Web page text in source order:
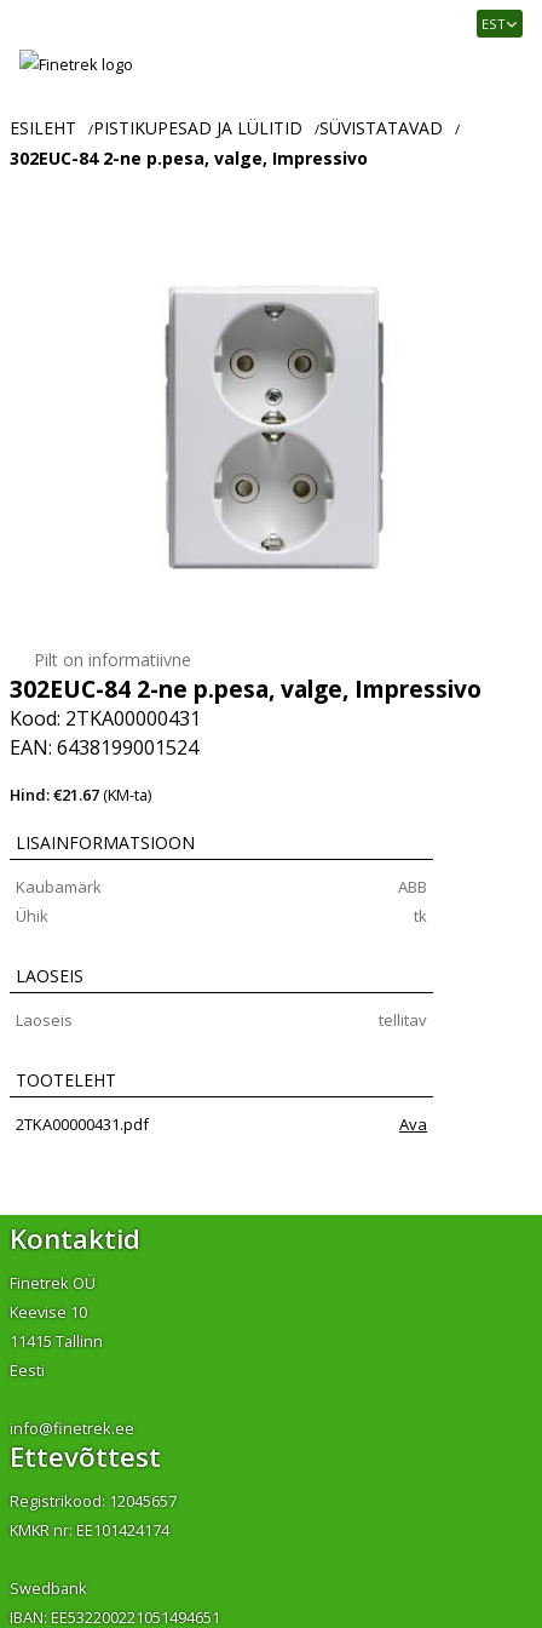
Usaldusväärne
ja
tööstusautomaatika
EST
ESILEHT /PISTIKUPESAD JA LÜLITID /SÜVISTATAVAD /
302EUC-84 2-ne p.pesa, valge, Impressivo
Pilt on informatiivne
302EUC-84 2-ne p.pesa, valge, Impressivo
Kood: 2TKA00000431
EAN: 6438199001524
Hind: €21.67(KM-ta)
LISAINFORMATSIOON
Kaubamärk
ABB
Ühik
tk
LAOSEIS
Laoseis tellitav
TOOTELEHT
2TKA00000431.pdf Ava
Kontaktid
Finetrek OÜ
Keevise 10
11415 Tallinn
Eesti
info@finetrek.ee
Ettevõttest
Registrikood: 12045657
KMKR nr: EE101424174
Swedbank
IBAN: EE532200221051494651